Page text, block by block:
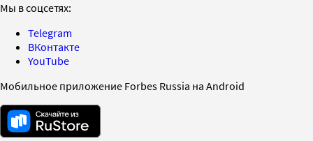
Мы в соцсетях:
Telegram
ВКонтакте
YouTube
Мобильное приложение Forbes Russia на Android